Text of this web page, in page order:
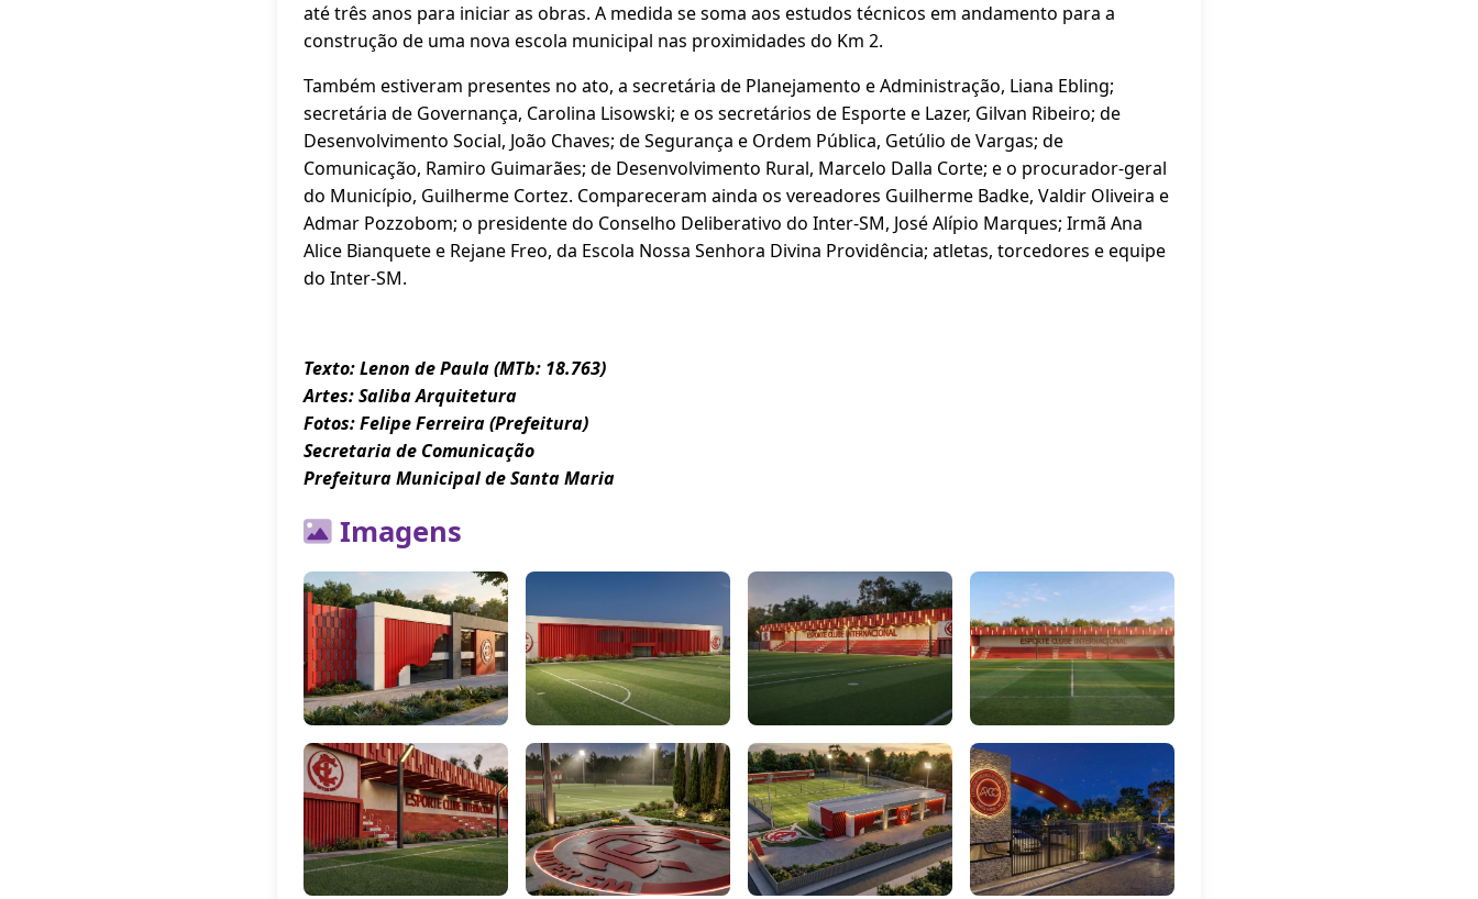
até três anos para iniciar as obras. A medida se soma aos estudos técnicos em andamento para a
construção de uma nova escola municipal nas proximidades do Km 2.
Também estiveram presentes no ato, a secretária de Planejamento e Administração, Liana Ebling;
secretária de Governança, Carolina Lisowski; e os secretários de Esporte e Lazer, Gilvan Ribeiro; de
Desenvolvimento Social, João Chaves; de Segurança e Ordem Pública, Getúlio de Vargas; de
Comunicação, Ramiro Guimarães; de Desenvolvimento Rural, Marcelo Dalla Corte; e o procurador-geral
do Município, Guilherme Cortez. Compareceram ainda os vereadores Guilherme Badke, Valdir Oliveira e
Admar Pozzobom; o presidente do Conselho Deliberativo do Inter-SM, José Alípio Marques; Irmã Ana
Alice Bianquete e Rejane Freo, da Escola Nossa Senhora Divina Providência; atletas, torcedores e equipe
do Inter-SM.
Texto: Lenon de Paula (MTb: 18.763)
Artes: Saliba Arquitetura
Fotos: Felipe Ferreira (Prefeitura)
Secretaria de Comunicação
Prefeitura Municipal de Santa Maria
Imagens